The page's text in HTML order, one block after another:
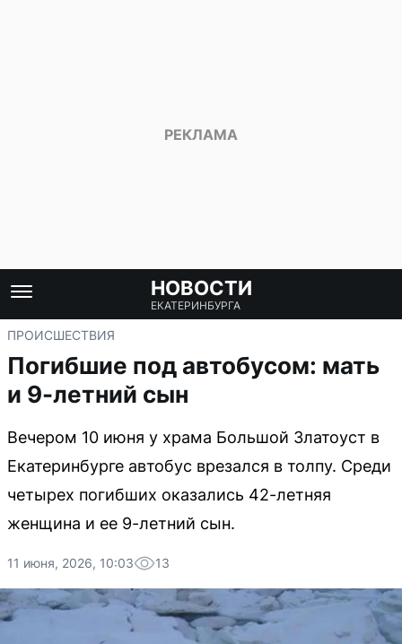
НОВОСТИ
ЕКАТЕРИНБУРГА
ПРОИСШЕСТВИЯ
Погибшие под автобусом: мать
и 9-летний сын
Вечером 10 июня у храма Большой Златоуст в
Екатеринбурге автобус врезался в толпу. Среди
четырех погибших оказались 42-летняя
женщина и ее 9-летний сын.
11 июня, 2026, 10:03 13